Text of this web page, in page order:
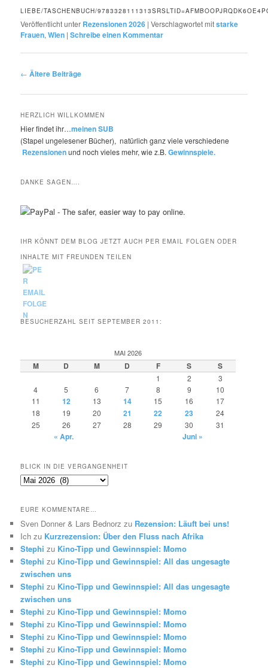
LIEBE/TASCHENBUCH/
Veröffentlicht unter Rezensionen 2026 |Verschlagwortet mitstarke
Frauen,Wien |Schreibe einen Kommentar
Beitragsnavigation
← Ältere Beiträge
HERZLICH WILLKOMMEN
Hier findet ihr…meinen SUB
(Stapel ungelesener Bücher), natürlich ganz viele verschiedene
Rezensionenund noch vieles mehr, wie z.B.Gewinnspiele.
DANKE SAGEN….
IHR KÖNNT DEM BLOG JETZT AUCH PER EMAIL FOLGEN ODER
INHALTE MIT FREUNDEN TEILEN
BESUCHERZAHL SEIT SEPTEMBER 2011:
MAI 2026
M D M D F S S
1 2
3
4
5 6 7 8 9
10
11
12 13 14 15 16
17
18
19 20 21 22 23
24
25
26 27 28 29 30 31
« Apr. Juni »
BLICK IN DIE VERGANGENHEIT
Blick
Vergangenheit
EURE KOMMENTARE…
Sven Donner & Lars Bednorz zu Rezension: Läuft bei uns!
Ich zu Kurzrezension: Über den Fluss nach Afrika
Stephi zu Kino-Tipp und Gewinnspiel: Momo
Stephi zu Kino-Tipp und Gewinnspiel: All das ungesagte
zwischen uns
Stephi zu Kino-Tipp und Gewinnspiel: All das ungesagte
zwischen uns
Stephi zu Kino-Tipp und Gewinnspiel: Momo
Stephi zu Kino-Tipp und Gewinnspiel: Momo
Stephi zu Kino-Tipp und Gewinnspiel: Momo
Stephi zu Kino-Tipp und Gewinnspiel: Momo
Stephi zu Kino-Tipp und Gewinnspiel: Momo